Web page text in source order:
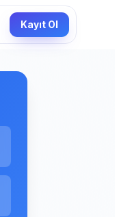
Kayıt Ol